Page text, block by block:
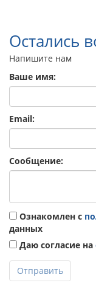
Остались
Напишите нам
Ваше имя:
Email:
Сообщение:
Ознакомлен с
данных
Даю согласие на
Отправить